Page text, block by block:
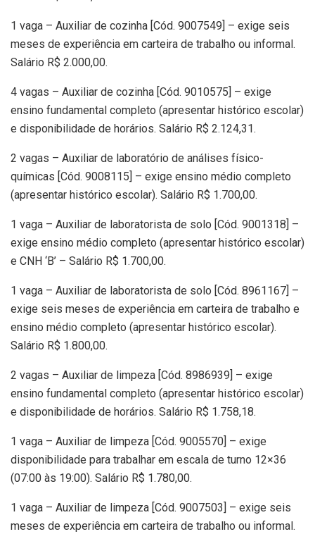
1 vaga – Auxiliar de cozinha [Cód. 9007549] – exige seis
meses de experiência em carteira de trabalho ou informal.
Salário R$ 2.000,00.
4 vagas – Auxiliar de cozinha [Cód. 9010575] – exige
ensino fundamental completo (apresentar histórico escolar)
e disponibilidade de horários. Salário R$ 2.124,31.
2 vagas – Auxiliar de laboratório de análises físico-
químicas [Cód. 9008115] – exige ensino médio completo
(apresentar histórico escolar). Salário R$ 1.700,00.
1 vaga – Auxiliar de laboratorista de solo [Cód. 9001318] –
exige ensino médio completo (apresentar histórico escolar)
e CNH ‘B’ – Salário R$ 1.700,00.
1 vaga – Auxiliar de laboratorista de solo [Cód. 8961167] –
exige seis meses de experiência em carteira de trabalho e
ensino médio completo (apresentar histórico escolar).
Salário R$ 1.800,00.
2 vagas – Auxiliar de limpeza [Cód. 8986939] – exige
ensino fundamental completo (apresentar histórico escolar)
e disponibilidade de horários. Salário R$ 1.758,18.
1 vaga – Auxiliar de limpeza [Cód. 9005570] – exige
disponibilidade para trabalhar em escala de turno 12×36
(07:00 às 19:00). Salário R$ 1.780,00.
1 vaga – Auxiliar de limpeza [Cód. 9007503] – exige seis
meses de experiência em carteira de trabalho ou informal.